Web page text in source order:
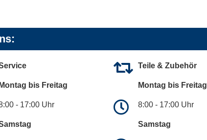
Montag bis Freitag
- 17:00 Uhr
Teile & Zubehör
Montag bis Freitag
8:00 - 17:00 Uhr
Samstag